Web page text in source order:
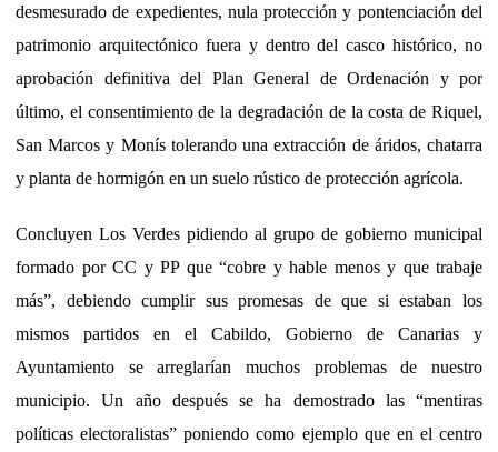
desmesurado de expedientes, nula protección y pontenciación del
patrimonio arquitectónico fuera y dentro del casco histórico, no
aprobación definitiva del Plan General de Ordenación y por
último, el consentimiento de la degradación de la costa de Riquel,
San Marcos y Monís tolerando una extracción de áridos, chatarra
y planta de hormigón en un suelo rústico de protección agrícola.
Concluyen Los Verdes pidiendo al grupo de gobierno municipal
formado por CC y PP que “cobre y hable menos y que trabaje
más”, debiendo cumplir sus promesas de que si estaban los
mismos partidos en el Cabildo, Gobierno de Canarias y
Ayuntamiento se arreglarían muchos problemas de nuestro
municipio. Un año después se ha demostrado las “mentiras
políticas electoralistas” poniendo como ejemplo que en el centro